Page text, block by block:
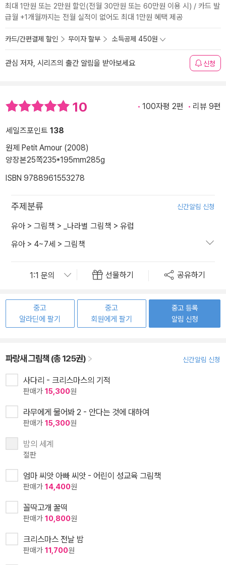
최대 1만원 또는 2만원 할인(전월 30만원 또는 60만원 이용 시) / 카드 발
급월 +1개월까지는 전월 실적이 없어도 최대 1만원 혜택 제공
카드/간편결제 할인 무이자 할부 소득공제 450원
관심 저자, 시리즈의 출간 알림을 받아보세요 신청
10 100자평 2편 리뷰 9편
세일즈포인트 138
원제 Petit Amour (2008)
양장본25쪽235*195mm285g
ISBN 9788961553278
주제분류 신간알림 신청
유아 > 그림책 > _나라별 그림책 > 유럽
유아 > 4~7세 > 그림책
선물하기 공유하기
중고
알라딘에 팔기
중고
회원에게 팔기
중고 등록
알림 신청
파랑새 그림책 (총 125권) 신간알림 신청
사다리 - 크리스마스의 기적
판매가 15,300원
라무에게 물어봐 2 - 안다는 것에 대하여
판매가 15,300원
밤의 세계
절판
엄마 씨앗 아빠 씨앗 - 어린이 성교육 그림책
판매가 14,400원
꼴딱고개 꿀떡
판매가 10,800원
크리스마스 전날 밤
판매가 11,700원